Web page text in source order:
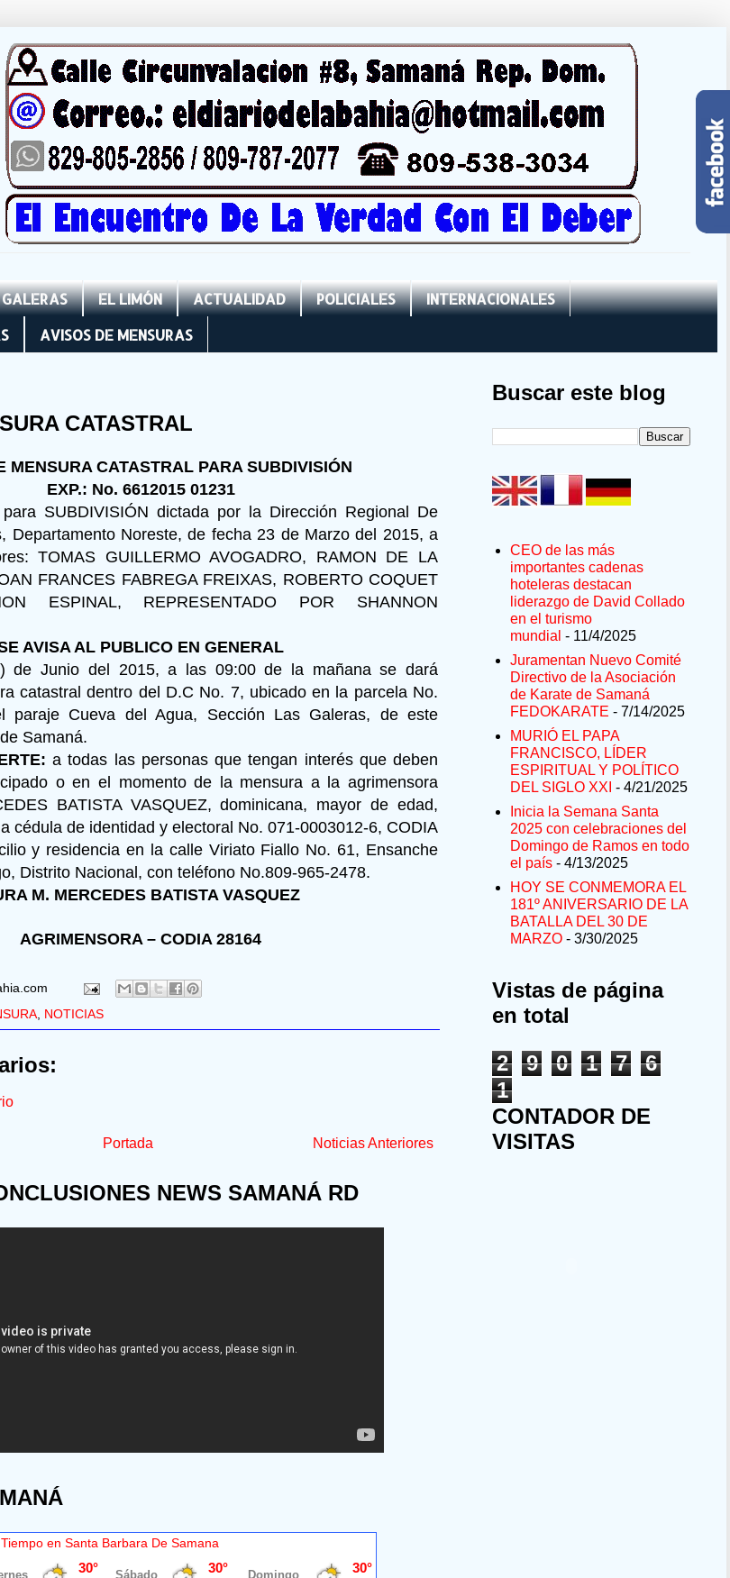
EL LIMÓN ACTUALIDAD POLICIALES
INTERNACIONALES
AVISOS DE MENSURAS
CATASTRAL
MENSURA CATASTRAL PARA SUBDIVISIÓN
EXP.: No. 6612015 01231
SUBDIVISIÓN dictada por la Dirección Regional De
Departamento Noreste, de fecha 23 de Marzo del 2015, a
TOMAS GUILLERMO AVOGADRO, RAMON DE LA
FRANCES FABREGA FREIXAS, ROBERTO COQUET
ESPINAL, REPRESENTADO POR SHANNON
AVISA AL PUBLICO EN GENERAL
de Junio del 2015, a las 09:00 de la mañana se dará
catastral dentro del D.C No. 7, ubicado en la parcela No.
paraje Cueva del Agua, Sección Las Galeras, de este
Samaná.
a todas las personas que tengan interés que deben
o en el momento de la mensura a la agrimensora
BATISTA VASQUEZ, dominicana, mayor de edad,
cédula de identidad y electoral No. 071-0003012-6, CODIA
y residencia en la calle Viriato Fiallo No. 61, Ensanche
Distrito Nacional, con teléfono No.809-965-2478.
M. MERCEDES BATISTA VASQUEZ
AGRIMENSORA – CODIA 28164
NOTICIAS
Noticias Anteriores
Portada
NEWS SAMANÁ RD
Tiempo en Santa Barbara De Samana
Buscar este blog
CEO de las más
importantes cadenas
hoteleras destacan
liderazgo de David Collado
en el turismo
mundial - 11/4/2025
Juramentan Nuevo Comité
Directivo de la Asociación
de Karate de Samaná
FEDOKARATE - 7/14/2025
MURIÓ EL PAPA
FRANCISCO, LÍDER
ESPIRITUAL Y POLÍTICO
DEL SIGLO XXI - 4/21/2025
Inicia la Semana Santa
2025 con celebraciones del
Domingo de Ramos en todo
el país - 4/13/2025
HOY SE CONMEMORA EL
181º ANIVERSARIO DE LA
BATALLA DEL 30 DE
MARZO - 3/30/2025
Vistas de página
en total
2
9 0 1 7
6
1
CONTADOR DE
VISITAS